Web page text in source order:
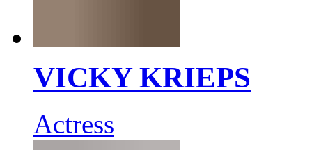
VICKY KRIEPS
Actress